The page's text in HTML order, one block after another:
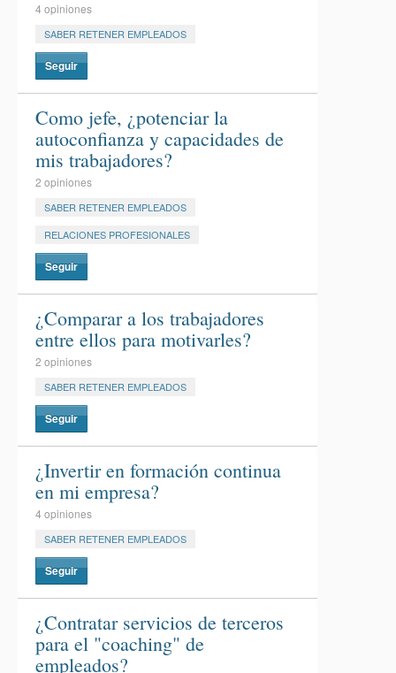
4 opiniones
SABER RETENER EMPLEADOS
Seguir
Como jefe, ¿potenciar la
autoconfianza y capacidades de
mis trabajadores?
2 opiniones
SABER RETENER EMPLEADOS
RELACIONES PROFESIONALES
Seguir
¿Comparar a los trabajadores
entre ellos para motivarles?
2 opiniones
SABER RETENER EMPLEADOS
Seguir
¿Invertir en formación continua
en mi empresa?
4 opiniones
SABER RETENER EMPLEADOS
Seguir
¿Contratar servicios de terceros
para el "coaching" de
empleados?